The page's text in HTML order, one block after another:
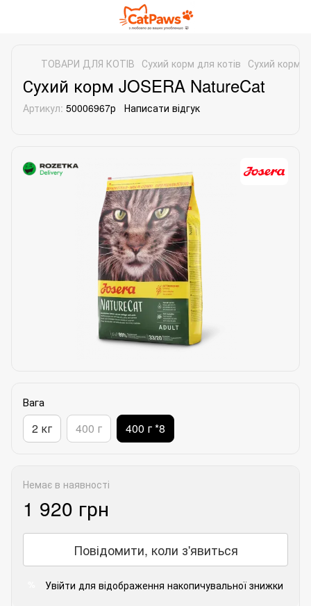
ТОВАРИ ДЛЯ КОТІВ Сухий корм для котів Сухий корм
Сухий корм JOSERA NatureCat
Артикул: 50006967р Написати відгук
Вага
2 кг 400 г 400 г *8
Немає в наявності
1 920 грн
Повідомити, коли з'явиться
Увійти для відображення накопичувальної знижки